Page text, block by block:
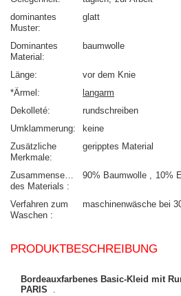
dominantes
Muster
glatt
Dominantes
Material
baumwolle
Länge
vor dem Knie
*Ärmel
langarm
Dekolleté
rundschreiben
Umklammerung
keine
Zusätzliche
Merkmale
geripptes Material
Zusammensetzung
des Materials
90% Baumwolle 10%
Verfahren zum
Waschen
maschinenwäsche bei
PRODUKTBESCHREIBUNG
Bordeauxfarbenes Basic-Kleid mit
PARIS .